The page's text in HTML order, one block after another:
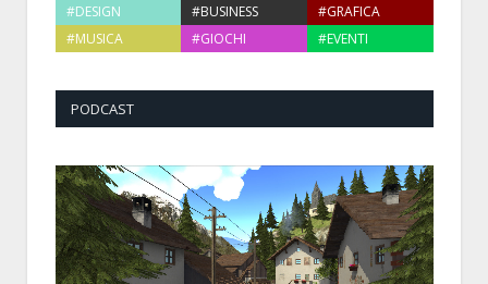
#DESIGN
#BUSINESS
#GRAFICA
#MUSICA
#GIOCHI #EVENTI
PODCAST